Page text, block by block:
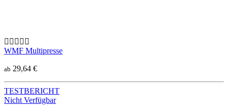
WMF Multipresse
ab 29,64 €
TESTBERICHT
Nicht Verfügbar